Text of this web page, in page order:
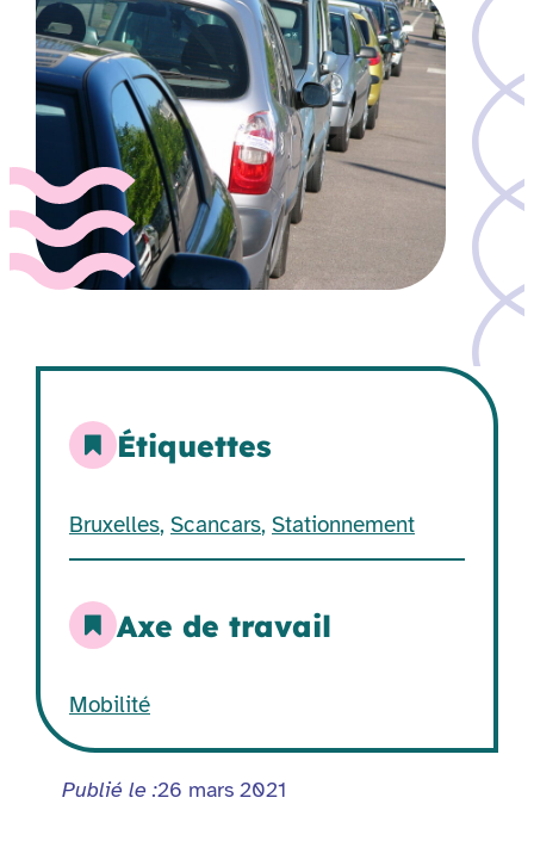
Étiquettes
Bruxelles, Scancars, Stationnement
Axe de travail
Mobilité
Publié le :26 mars 2021